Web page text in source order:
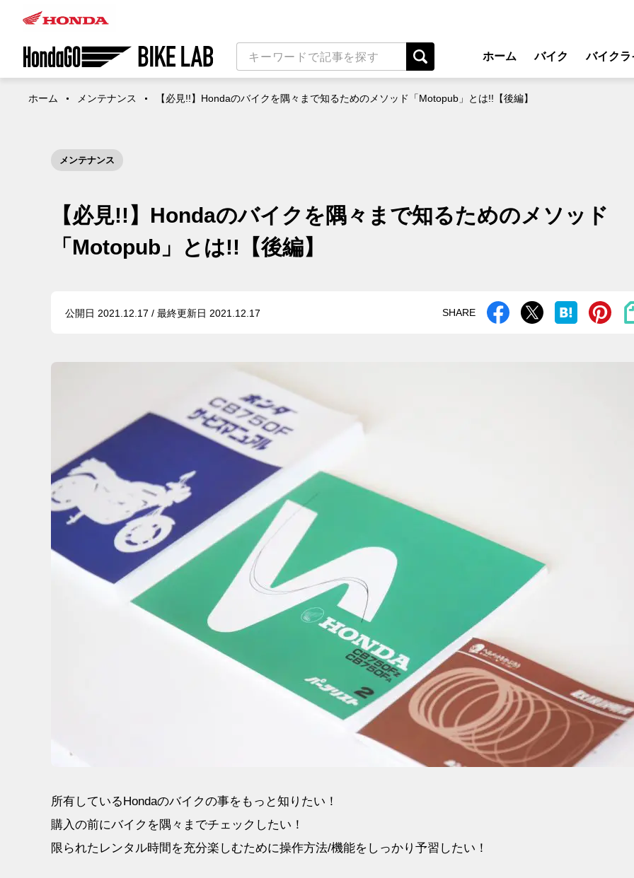
ホーム バイク
ビジネス
バイクラ
レンタル
ホーム メンテナンス 【必見!!】Hondaのバイクを隅々まで知るためのメソッド「Motopub」とは!!【後編】
メンテナンス
【必見!!】Hondaのバイクを隅々まで知るためのメソッド
「Motopub」とは!!【後編】
公開日 2021.12.17 / 最終更新日 2021.12.17 SHARE
所有しているHondaのバイクの事をもっと知りたい！
購入の前にバイクを隅々までチェックしたい！
限られたレンタル時間を充分楽しむために操作方法/機能をしっかり予習したい！